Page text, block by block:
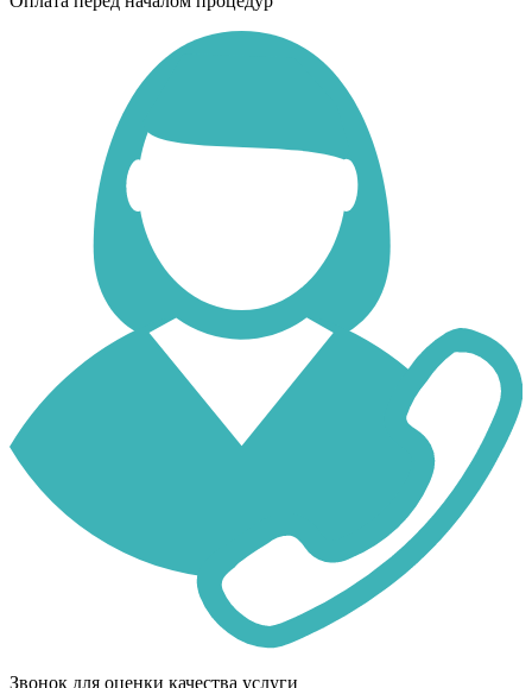
Звонок для оценки качества услуги